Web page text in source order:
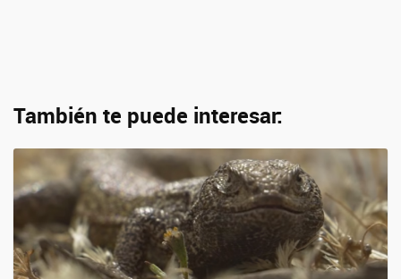
También te puede interesar: